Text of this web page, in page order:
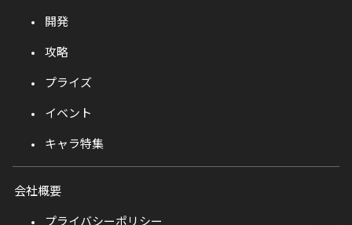
開発
攻略
プライズ
イベント
キャラ特集
会社概要
プライバシーポリシー